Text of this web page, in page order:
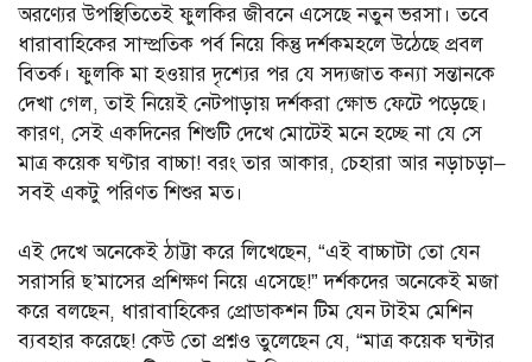
অরণ্যের উপস্থিতিতেই ফুলকির জীবনে এসেছে নতুন ভরসা। তবে
ধারাবাহিকের সাম্প্রতিক পর্ব নিয়ে কিন্তু দর্শকমহলে উঠেছে প্রবল
বিতর্ক। ফুলকি মা হওয়ার দৃশ্যের পর যে সদ্যজাত কন্যা সন্তানকে
দেখা গেল, তাই নিয়েই নেটপাড়ায় দর্শকরা ক্ষোভ ফেটে পড়েছে।
কারণ, সেই একদিনের শিশুটি দেখে মোটেই মনে হচ্ছে না যে সে
মাত্র কয়েক ঘণ্টার বাচ্চা! বরং তার আকার, চেহারা আর নড়াচড়া–
সবই একটু পরিণত শিশুর মত।
এই দেখে অনেকেই ঠাট্টা করে লিখেছেন, “এই বাচ্চাটা তো যেন
সরাসরি ছ’মাসের প্রশিক্ষণ নিয়ে এসেছে!” দর্শকদের অনেকেই মজা
করে বলছেন, ধারাবাহিকের প্রোডাকশন টিম যেন টাইম মেশিন
ব্যবহার করেছে! কেউ তো প্রশ্নও তুলেছেন যে, “মাত্র কয়েক ঘন্টার